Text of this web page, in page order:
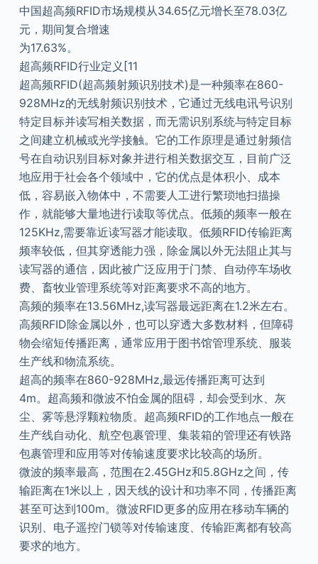
中国超高频RFID市场规模从34.65亿元增长至78.03亿
元，期间复合增速
为17.63%。
超高频RFID行业定义[11
超高频RFID(超高频射频识别技术)是一种频率在860-
928MHz的无线射频识别技术，它通过无线电讯号识别
特定目标并读写相关数据，而无需识别系统与特定目标
之间建立机械或光学接触。它的工作原理是通过射频信
号在自动识别目标对象并进行相关数据交互，目前广泛
地应用于社会各个领域中，它的优点是体积小、成本
低，容易嵌入物体中，不需要人工进行繁琐地扫描操
作，就能够大量地进行读取等优点。低频的频率一般在
125KHz,需要靠近读写器才能读取。低频RFID传输距离
频率较低，但其穿透能力强，除金属以外无法阻止其与
读写器的通信，因此被广泛应用于门禁、自动停车场收
费、畜牧业管理系统等对距离要求不高的地方。
高频的频率在13.56MHz,读写器最远距离在1.2米左右。
高频RFID除金属以外，也可以穿透大多数材料，但障碍
物会缩短传播距离，通常应用于图书馆管理系统、服装
生产线和物流系统。
超高的频率在860-928MHz,最远传播距离可达到
4m。超高频和微波不怕金属的阻碍，却会受到水、灰
尘、雾等悬浮颗粒物质。超高频RFID的工作地点一般在
生产线自动化、航空包裹管理、集装箱的管理还有铁路
包裹管理和应用等对传输速度要求比较高的场所。
微波的频率最高，范围在2.45GHz和5.8GHz之间，传
输距离在1米以上，因天线的设计和功率不同，传播距离
甚至可达到100m。微波RFID更多的应用在移动车辆的
识别、电子遥控门锁等对传输速度、传输距离都有较高
要求的地方。